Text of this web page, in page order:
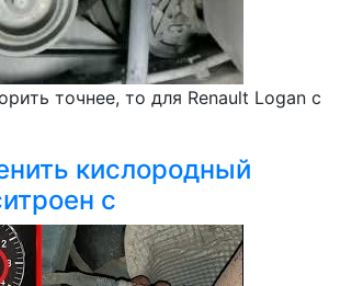
точнее, то для Renault Logan с
кислородный
с